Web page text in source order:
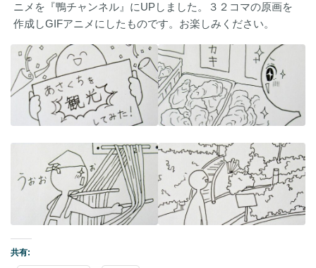
ニメを『鴨チャンネル』にUPしました。３２コマの原画を
作成しGIFアニメにしたものです。お楽しみください。
共有: